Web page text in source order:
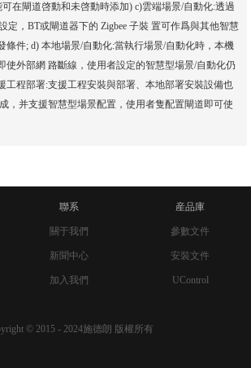
在閘道啓動和未啓動時添加) c)雲端場景/自動化:透過
定，BT或閘道器下的 Zigbee 子裝 置可作爲與其他智慧
條件; d) 本地場景/自動化:當執行場景/自動化時，本機
使外部網 路斷線，使用者設定的智慧型場景/自動化仍
工程部署:支援工程安裝與部署、本地部署安裝設備也
，并支援智慧型場景配置，使用者隻配置閘道即可使
聯系 産品庫
關于我們 參數文件
新聞中心 安裝文件
加入我們 UControl
© 2015 - 2024施德朗 版權所有